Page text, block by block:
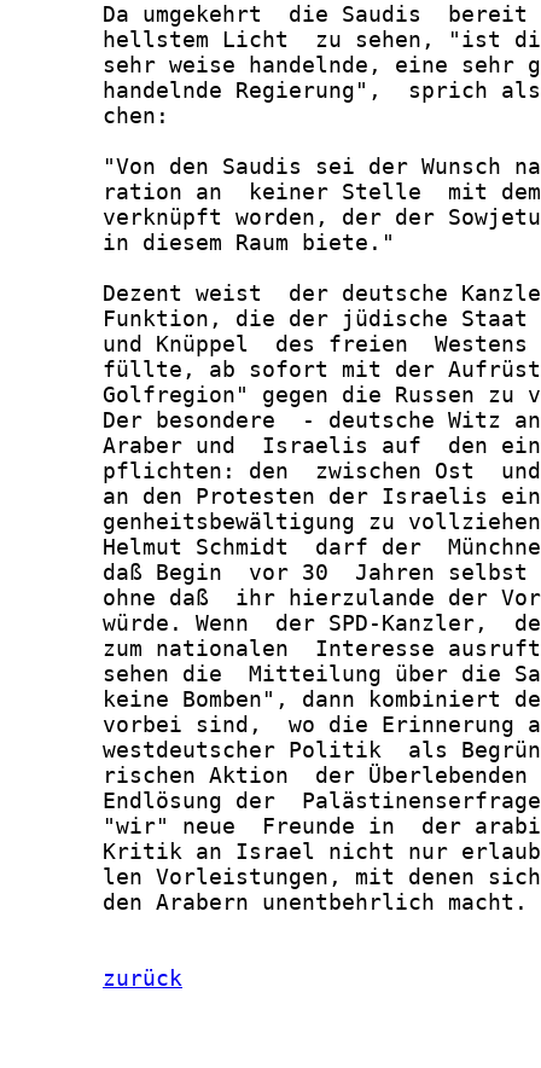
Da umgekehrt  die Saudis
hellstem Licht  zu sehen, "ist
sehr weise handelnde, eine sehr
handelnde Regierung",  sprich
       chen:
"Von den Saudis sei der Wunsch
ration an  keiner Stelle  mit
verknüpft worden, der der
       in diesem Raum biete."
Dezent weist  der deutsche
Funktion, die der jüdische
und Knüppel  des freien
füllte, ab sofort mit der
Golfregion" gegen die Russen zu
Der besondere  - deutsche Witz
Araber und  Israelis auf  den
pflichten: den  zwischen Ost
an den Protesten der Israelis
genheitsbewältigung zu
Helmut Schmidt  darf der
daß Begin  vor 30  Jahren
ohne daß  ihr hierzulande der
würde. Wenn  der SPD-Kanzler,
zum nationalen  Interesse
sehen die  Mitteilung über die
keine Bomben", dann kombiniert
vorbei sind,  wo die Erinnerung
westdeutscher Politik  als
rischen Aktion  der
Endlösung der
"wir" neue  Freunde in  der
Kritik an Israel nicht nur
len Vorleistungen, mit denen
       den Arabern unentbehrlich macht.
zurück